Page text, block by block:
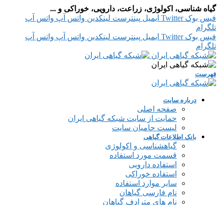
گیاه شناسی، اکولوژی، زراعت، دارویی، خوراکی و ...
فیس بوک Twitter ایمیل پینترست لینکدین واتس آپ واتس آپ
تلگرام
فیس بوک Twitter ایمیل پینترست لینکدین واتس آپ واتس آپ
تلگرام
فهرست
درباره سایت
صفحه اصلی
حمایت از سایت شبکه گیاهی ایران
لیست حامیان سایت
بانک اطلاعات گیاهی
گیاهشناسی و اکولوژی
قسمت مورد استفاده
استفاده دارویی
استفاده خوراکی
سایر موارد استفاده
نام فارسی گیاهان
نام های مترادف گیاهان